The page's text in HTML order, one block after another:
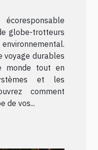
globe-trotteurs
voyage durables
monde tout en
et les
comment
de vos...